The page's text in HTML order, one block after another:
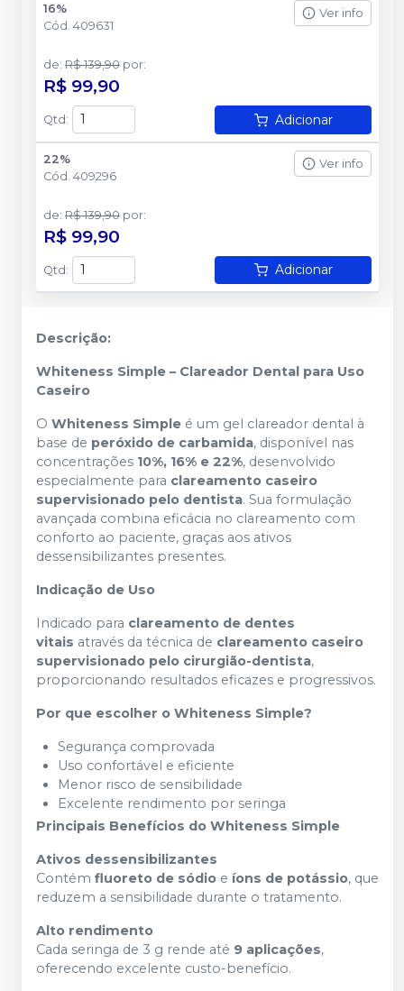
16%
Cód. 409631
Ver info
de: R$ 139,90 por:
R$ 99,90
Qtd : Adicionar
22%
Cód. 409296
Ver info
de: R$ 139,90 por:
R$ 99,90
Qtd: Adicionar
Descrição:
Whiteness Simple – Clareador Dental para Uso
Caseiro
O Whiteness Simple é um gel clareador dental à
base de peróxido de carbamida, disponível nas
concentrações 10%, 16% e 22%, desenvolvido
especialmente para clareamento caseiro
supervisionado pelo dentista. Sua formulação
avançada combina eficácia no clareamento com
conforto ao paciente, graças aos ativos
dessensibilizantes presentes.
Indicação de Uso
Indicado para clareamento de dentes
vitais através da técnica de clareamento caseiro
supervisionado pelo cirurgião-dentista,
proporcionando resultados eficazes e progressivos.
Por que escolher o Whiteness Simple?
Segurança comprovada
Uso confortável e eficiente
Menor risco de sensibilidade
Excelente rendimento por seringa
Principais Benefícios do Whiteness Simple
Ativos dessensibilizantes
Contém fluoreto de sódio e íons de potássio, que
reduzem a sensibilidade durante o tratamento.
Alto rendimento
Cada seringa de 3 g rende até 9 aplicações,
oferecendo excelente custo-benefício.